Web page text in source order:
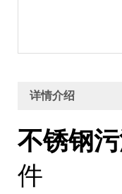
详情介绍
不锈钢
件